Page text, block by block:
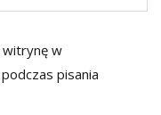
witrynę w
pisania